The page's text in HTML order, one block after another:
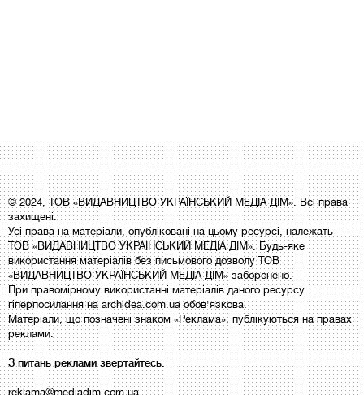
© 2024, ТОВ «ВИДАВНИЦТВО УКРАЇНСЬКИЙ МЕДІА ДІМ». Всі права
захищені.
Усі права на матеріали, опубліковані на цьому ресурсі, належать
ТОВ «ВИДАВНИЦТВО УКРАЇНСЬКИЙ МЕДІА ДІМ». Будь-яке
використання матеріалів без письмового дозволу ТОВ
«ВИДАВНИЦТВО УКРАЇНСЬКИЙ МЕДІА ДІМ» заборонено.
При правомірному використанні матеріалів даного ресурсу
гіперпосилання на archidea.com.ua обов'язкова.
Матеріали, що позначені знаком «Реклама», публікуються на правах
реклами.
З питань реклами звертайтесь:
reklama@mediadim.com.ua